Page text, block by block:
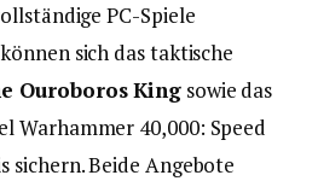
PC-Spiele
sich das taktische
Ouroboros King sowie das
Warhammer 40,000: Speed
sichern. Beide Angebote